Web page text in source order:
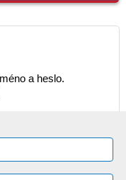
a heslo.